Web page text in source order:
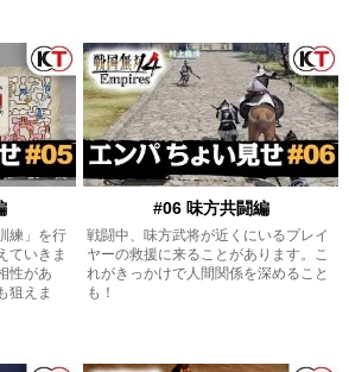
練」を行
ていきま
性があ
狙えま
#06 味方共闘編
戦闘中、味方武将が近くにいるプレイ
ヤーの救援に来ることがあります。こ
れがきっかけで人間関係を深めること
も！